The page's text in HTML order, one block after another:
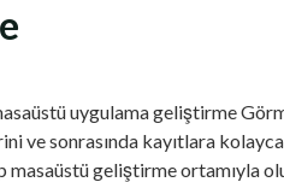
uygulama geliştirme
ve sonrasında kayıtlara
geliştirme ortamıyla